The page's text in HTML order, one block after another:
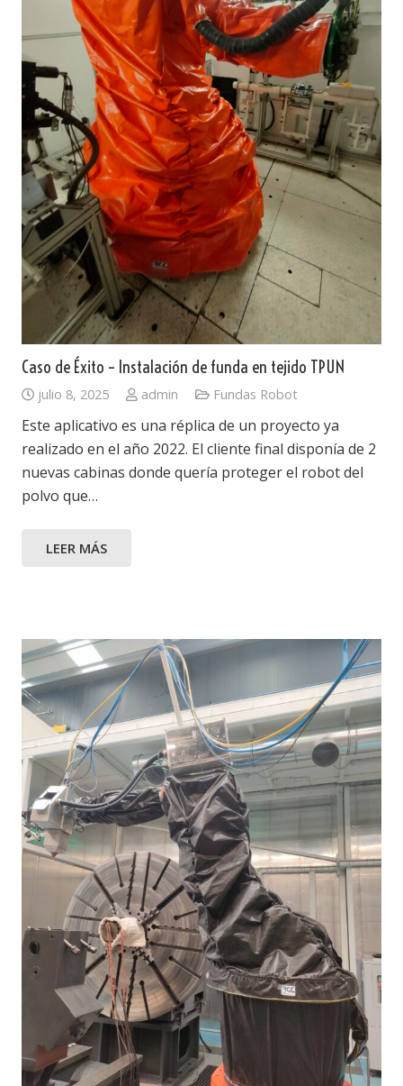
Caso de Éxito – Instalación de funda en tejido TPUN
julio 8, 2025 admin Fundas Robot
Este aplicativo es una réplica de un proyecto ya
realizado en el año 2022. El cliente final disponía de 2
nuevas cabinas donde quería proteger el robot del
polvo que…
LEER MÁS